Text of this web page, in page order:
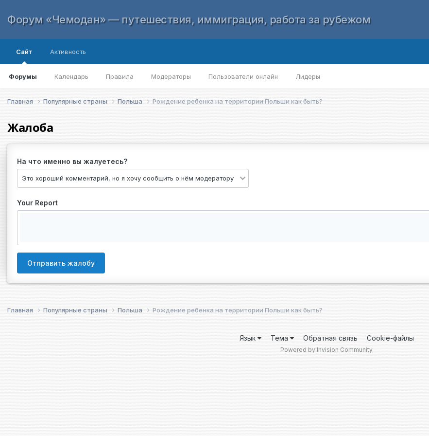
Форум «Чемодан» — путешествия, иммиграция, работа за рубежом
Сайт
Форумы Календарь Правила Модераторы Пользователи онлайн Лидеры
Активность
Главная Популярные страны Польша Poждение ребенка на территории Польши как быть?
Жалоба
На что именно вы жалуетесь?
Your Report
Отправить жалобу
Главная Популярные страны Польша Poждение ребенка на территории Польши как быть?
Язык Тема Обратная связь Cookie-файлы
Powered by Invision Community